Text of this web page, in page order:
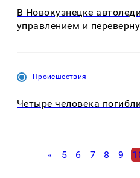
В Новокузнецке
управлением и
Происшествия
Четыре человека
« 5 6 7 8 9